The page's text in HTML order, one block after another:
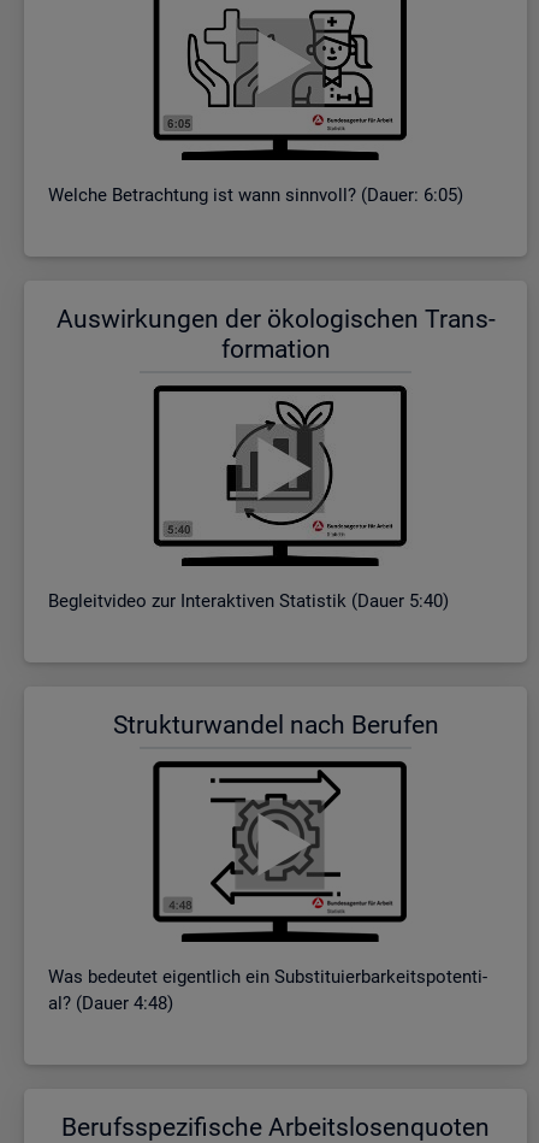
Wel­che Be­trach­tung ist wann sinn­voll? (Dauer: 6:05)
Aus­wir­kun­gen der öko­lo­gi­schen Trans­
for­ma­ti­on
Be­gleit­vi­deo zur In­ter­ak­ti­ven Sta­tis­tik (Dauer 5:40)
Struk­tur­wan­del nach Be­ru­fen
Was be­deu­tet ei­gent­lich ein Sub­sti­tu­ier­bar­keits­po­ten­ti­
al? (Dauer 4:48)
Be­rufs­spe­zi­fi­sche Ar­beits­lo­sen­quo­ten